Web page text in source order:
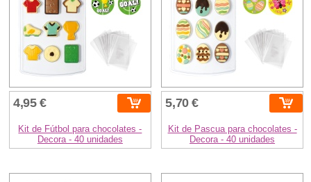
4,95 €
Kit de Fútbol para chocolates -
Decora - 40 unidades
5,70 €
Kit de Pascua para chocolates -
Decora - 40 unidades